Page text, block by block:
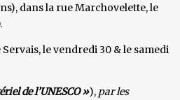
dans la rue Marchovelette, le
le vendredi 30 & le samedi
de l’UNESCO »), par les